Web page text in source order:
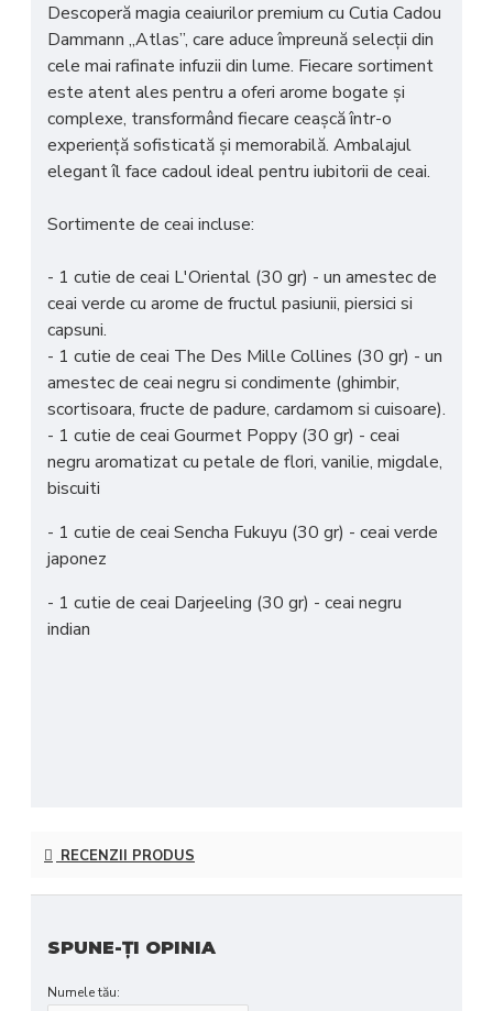
Descoperă magia ceaiurilor premium cu Cutia Cadou
Dammann „Atlas”, care aduce împreună selecții din
cele mai rafinate infuzii din lume. Fiecare sortiment
este atent ales pentru a oferi arome bogate și
complexe, transformând fiecare ceașcă într-o
experiență sofisticată și memorabilă. Ambalajul
elegant îl face cadoul ideal pentru iubitorii de ceai.
Sortimente de ceai incluse:
- 1 cutie de ceai L'Oriental (30 gr) - un amestec de
ceai verde cu arome de fructul pasiunii, piersici si
capsuni.
- 1 cutie de ceai The Des Mille Collines (30 gr) - un
amestec de ceai negru si condimente (ghimbir,
scortisoara, fructe de padure, cardamom si cuisoare).
- 1 cutie de ceai Gourmet Poppy (30 gr) - ceai
negru aromatizat cu petale de flori, vanilie, migdale,
biscuiti
- 1 cutie de ceai Sencha Fukuyu (30 gr) - ceai verde
japonez
- 1 cutie de ceai Darjeeling (30 gr) - ceai negru
indian
RECENZII PRODUS
SPUNE-ŢI OPINIA
Numele tău: